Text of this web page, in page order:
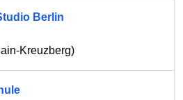
Berlin
Kreuzberg)